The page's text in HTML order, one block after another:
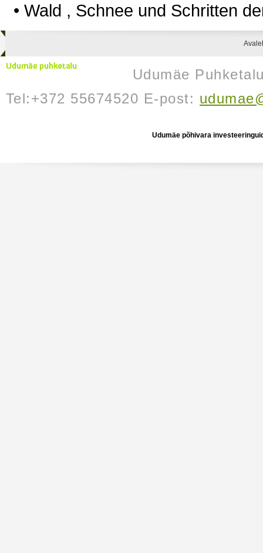
• Wald , Schnee und Schritten
Udumäe
Tel:+372 55674520 E-post:
Udumäe põhivara